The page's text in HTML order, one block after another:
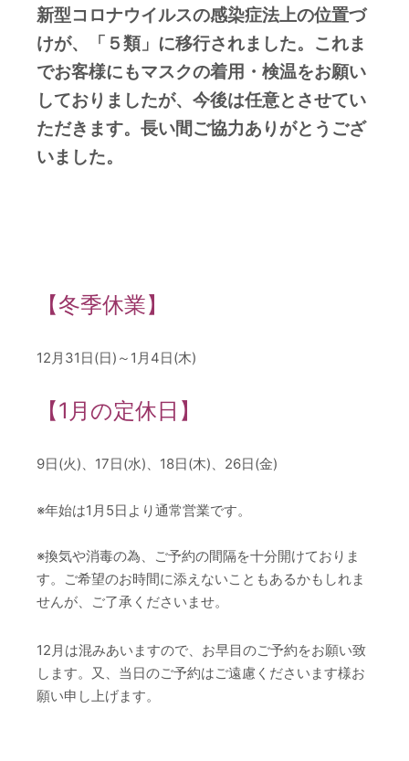
新型コロナウイルスの感染症法上の位置づ
けが、「５類」に移行されました。これま
でお客様にもマスクの着用・検温をお願い
しておりましたが、今後は任意とさせてい
ただきます。長い間ご協力ありがとうござ
いました。
【冬季休業】
12月31日(日)～1月4日(木)
【1月の定休日】
9日(火)、17日(水)、18日(木)、26日(金)
※年始は1月5日より通常営業です。
※換気や消毒の為、ご予約の間隔を十分開けておりま
す。ご希望のお時間に添えないこともあるかもしれま
せんが、ご了承くださいませ。
12月は混みあいますので、お早目のご予約をお願い致
します。又、当日のご予約はご遠慮くださいます様お
願い申し上げます。